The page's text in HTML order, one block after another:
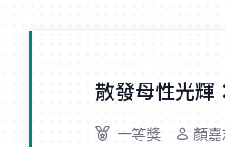
散發母性光輝
一等獎 顏嘉